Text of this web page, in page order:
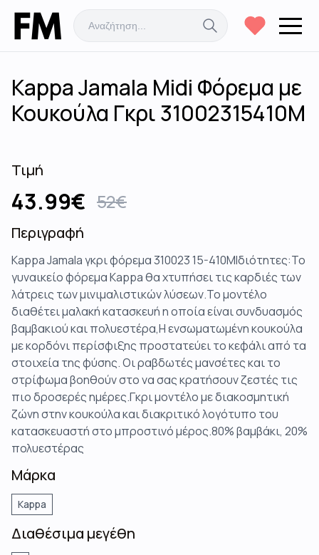
Kappa Jamala Midi Φόρεμα με
Κουκούλα Γκρι 31002315410M
Τιμή
43.99€ 52€
Περιγραφή
Kappa Jamala γκρι φόρεμα 310023 15-410MΙδιότητες:Το
γυναικείο φόρεμα Kappa θα χτυπήσει τις καρδιές των
λάτρεις των μινιμαλιστικών λύσεων.Το μοντέλο
διαθέτει μαλακή κατασκευή η οποία είναι συνδυασμός
βαμβακιού και πολυεστέρα,Η ενσωματωμένη κουκούλα
με κορδόνι περίσφιξης προστατεύει το κεφάλι από τα
στοιχεία της φύσης. Οι ραβδωτές μανσέτες και το
στρίφωμα βοηθούν στο να σας κρατήσουν ζεστές τις
πιο δροσερές ημέρες.Γκρι μοντέλο με διακοσμητική
ζώνη στην κουκούλα και διακριτικό λογότυπο του
κατασκευαστή στο μπροστινό μέρος.80% βαμβάκι, 20%
πολυεστέρας
Μάρκα
Kappa
Διαθέσιμα μεγέθη